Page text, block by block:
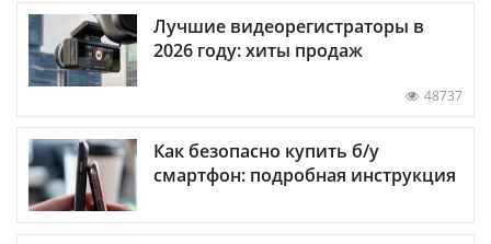
Лучшие видеорегистраторы в
2026 году: хиты продаж
48737
Как безопасно купить б/у
смартфон: подробная инструкция